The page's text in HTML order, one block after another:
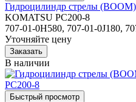
Гидроцилиндр стрелы (BOOM)
KOMATSU PC200-8
707-01-0H580, 707-01-0J180,
Уточняйте цену
В наличии